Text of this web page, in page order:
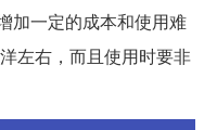
加一定的成本和使用难
左右，而且使用时要非